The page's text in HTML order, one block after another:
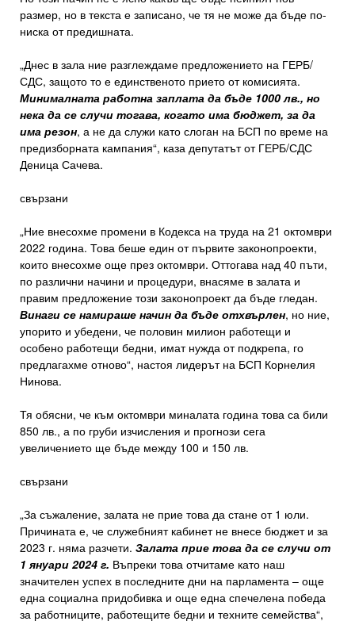
размер, но в текста е записано, че тя не може да бъде по-
ниска от предишната.
„Днес в зала ние разглеждаме предложението на ГЕРБ/
СДС, защото то е единственото прието от комисията.
Минималната работна заплата да бъде 1000 лв., но
нека да се случи тогава, когато има бюджет, за да
има резон, а не да служи като слоган на БСП по време на
предизборната кампания“, каза депутатът от ГЕРБ/СДС
Деница Сачева.
свързани
„Ние внесохме промени в Кодекса на труда на 21 октомври
2022 година. Това беше един от първите законопроекти,
които внесохме още през октомври. Оттогава над 40 пъти,
по различни начини и процедури, внасяме в залата и
правим предложение този законопроект да бъде гледан.
Винаги се намираше начин да бъде отхвърлен, но ние,
упорито и убедени, че половин милион работещи и
особено работещи бедни, имат нужда от подкрепа, го
предлагахме отново“, настоя лидерът на БСП Корнелия
Нинова.
Тя обясни, че към октомври миналата година това са били
850 лв., а по груби изчисления и прогнози сега
увеличението ще бъде между 100 и 150 лв.
свързани
„За съжаление, залата не прие това да стане от 1 юли.
Причината е, че служебният кабинет не внесе бюджет и за
2023 г. няма разчети. Залата прие това да се случи от
1 януари 2024 г. Въпреки това отчитаме като наш
значителен успех в последните дни на парламента – още
една социална придобивка и още една спечелена победа
за работниците, работещите бедни и техните семейства“,